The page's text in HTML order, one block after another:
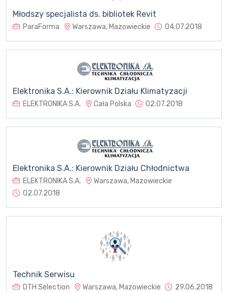
Młodszy specjalista ds. bibliotek Revit
ParaForma Warszawa, Mazowieckie 04.07.2018
Elektronika S.A.: Kierownik Działu Klimatyzacji
ELEKTRONIKA S.A. Cała Polska 02.07.2018
Elektronika S.A.: Kierownik Działu Chłodnictwa
ELEKTRONIKA S.A.
Warszawa, Mazowieckie
02.07.2018
Technik Serwisu
DTH Selection Warszawa, Mazowieckie 29.06.2018